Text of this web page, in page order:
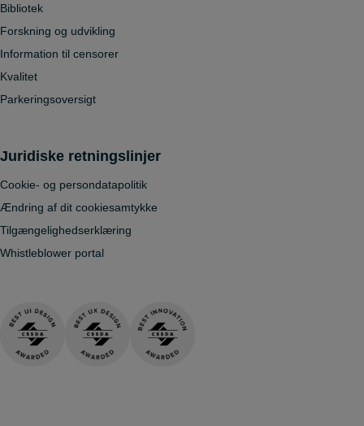
Bibliotek
Forskning og udvikling
Information til censorer
Kvalitet
Parkeringsoversigt
Juridiske retningslinjer
Cookie- og persondatapolitik
Ændring af dit cookiesamtykke
Tilgængelighedserklæring
Whistleblower portal